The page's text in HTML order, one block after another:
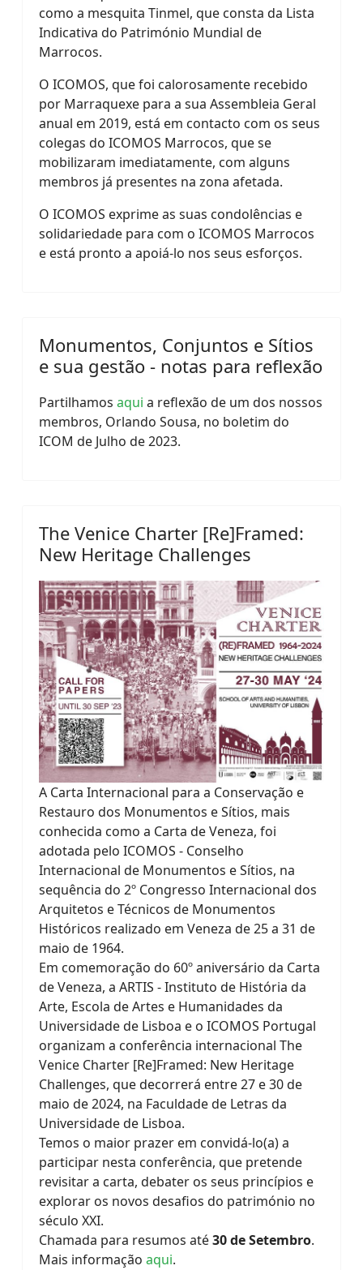
como a mesquita Tinmel, que consta da Lista
Indicativa do Património Mundial de
Marrocos.
O ICOMOS, que foi calorosamente recebido
por Marraquexe para a sua Assembleia Geral
anual em 2019, está em contacto com os seus
colegas do ICOMOS Marrocos, que se
mobilizaram imediatamente, com alguns
membros já presentes na zona afetada.
O ICOMOS exprime as suas condolências e
solidariedade para com o ICOMOS Marrocos
e está pronto a apoiá-lo nos seus esforços.
Monumentos, Conjuntos e Sítios
e sua gestão - notas para reflexão
Partilhamos aqui a reflexão de um dos nossos
membros, Orlando Sousa, no boletim do
ICOM de Julho de 2023.
The Venice Charter [Re]Framed:
New Heritage Challenges
A Carta Internacional para a Conservação e
Restauro dos Monumentos e Sítios, mais
conhecida como a Carta de Veneza, foi
adotada pelo ICOMOS - Conselho
Internacional de Monumentos e Sítios, na
sequência do 2º Congresso Internacional dos
Arquitetos e Técnicos de Monumentos
Históricos realizado em Veneza de 25 a 31 de
maio de 1964.
Em comemoração do 60º aniversário da Carta
de Veneza, a ARTIS - Instituto de História da
Arte, Escola de Artes e Humanidades da
Universidade de Lisboa e o ICOMOS Portugal
organizam a conferência internacional The
Venice Charter [Re]Framed: New Heritage
Challenges, que decorrerá entre 27 e 30 de
maio de 2024, na Faculdade de Letras da
Universidade de Lisboa.
Temos o maior prazer em convidá-lo(a) a
participar nesta conferência, que pretende
revisitar a carta, debater os seus princípios e
explorar os novos desafios do património no
século XXI.
Chamada para resumos até30 de Setembro.
Mais informação aqui.